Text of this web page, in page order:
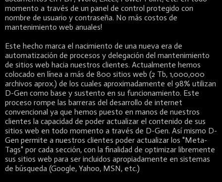
momento a través de un panel de control protegido con
nombre de usuario y contraseña. No más costos de
mantenimiento web anuales!
Este hecho marca el nacimiento de una nueva era de
automatización de procesos y delegación del mantenimiento
de sitios web hacia nuestros clientes. Actualmente hemos
colocado en línea a más de 800 sitios web (2 Tb, 1,000,000
archivos aprox.) de los cuales aproximadamente el 98% utilizan
D-Gen como base y sustento en su funcionamiento. Este
proceso rompe las barreras del desarrollo de internet
convencional ya que hemos puesto en manos de nuestros
clientes la capacidad de poder actualizar el contenido de sus
sitios web en todo momento a través de D-Gen. Así mismo D-
Gen permite a nuestros clientes poder actualizar los "Meta-
Tags" por cada sección, con la finalidad de optimizar libremente
sus sitios web para ser incluidos apropiadamente en sistemas
de búsqueda (Google, Yahoo, MSN, etc.)